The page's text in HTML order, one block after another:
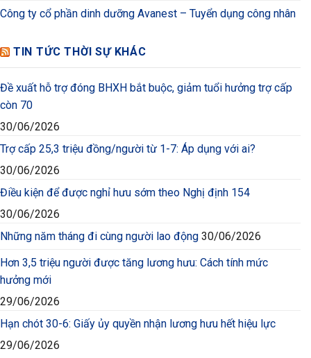
Công ty cổ phần dinh dưỡng Avanest – Tuyển dụng công nhân
TIN TỨC THỜI SỰ KHÁC
Đề xuất hỗ trợ đóng BHXH bắt buộc, giảm tuổi hưởng trợ cấp
còn 70
30/06/2026
Trợ cấp 25,3 triệu đồng/người từ 1-7: Áp dụng với ai?
30/06/2026
Điều kiện để được nghỉ hưu sớm theo Nghị định 154
30/06/2026
Những năm tháng đi cùng người lao động 30/06/2026
Hơn 3,5 triệu người được tăng lương hưu: Cách tính mức
hưởng mới
29/06/2026
Hạn chót 30-6: Giấy ủy quyền nhận lương hưu hết hiệu lực
29/06/2026